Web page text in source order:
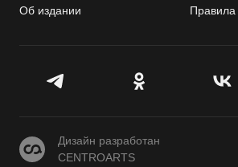
Об издании Правила
CENTROARTS